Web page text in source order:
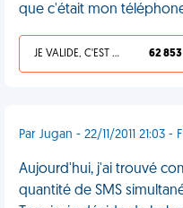
que c'était mon
JE VALIDE, C'EST UNE VDM 62 853
Par Jugan - 22/11/2011 21:03 -
Aujourd'hui, j'ai trouvé
quantité de SMS